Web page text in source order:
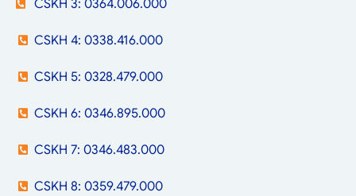
CSKH 3: 0364.006.000
CSKH 4: 0338.416.000
CSKH 5: 0328.479.000
CSKH 6: 0346.895.000
CSKH 7: 0346.483.000
CSKH 8: 0359.479.000